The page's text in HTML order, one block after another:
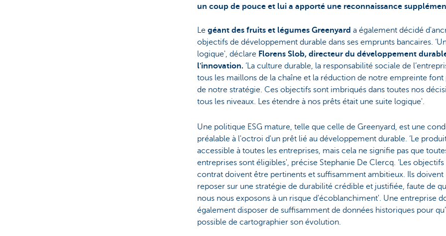
un coup de pouce et lui a apporté une reconnaissance
Le géant des fruits et légumes Greenyard a également décidé
objectifs de développement durable dans ses emprunts bancaires.
logique', déclare Florens Slob, directeur du développement
l'innovation. ‘La culture durable, la responsabilité sociale de
tous les maillons de la chaîne et la réduction de notre empreinte font
de notre stratégie. Ces objectifs sont imbriqués dans toutes nos
tous les niveaux. Les étendre à nos prêts était une suite logique'.
Une politique ESG mature, telle que celle de Greenyard, est une
préalable à l'octroi d'un prêt lié au développement durable. ‘Le
accessible à toutes les entreprises, mais cela ne signifie pas que
entreprises sont éligibles', précise Stephanie De Clercq. ‘Les objectifs
contrat doivent être pertinents et suffisamment ambitieux. Ils doivent
reposer sur une stratégie de durabilité crédible et justifiée, faute de
nous nous exposons à un risque d'écoblanchiment'. Une entreprise
également disposer de suffisamment de données historiques pour
possible de cartographier son évolution.